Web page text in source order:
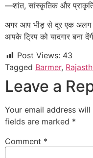
—शांत, सांस्कृतिक और
अगर आप भीड़ से दूर एक अलग
आपके ट्रिप को यादगार बना
Post Views: 43
Tagged Barmer,
Leave a
Your email address
fields are marked *
Comment *